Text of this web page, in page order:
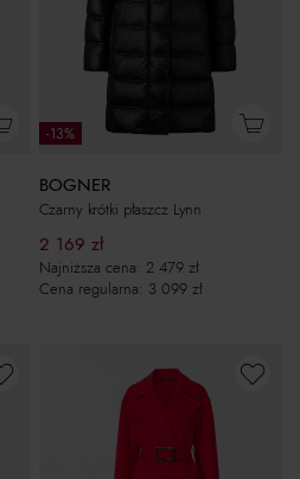
-13%
BOGNER
Czarny krótki płaszcz Lynn
2 169 zł
Najniższa cena: 2 479 zł
Cena regularna: 3 099 zł